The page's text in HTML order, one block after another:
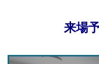
来場